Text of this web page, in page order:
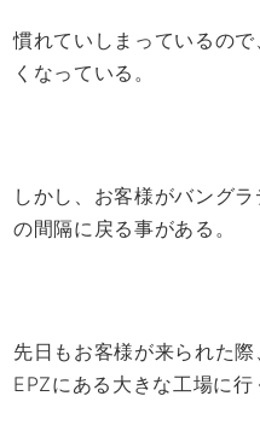
慣れていしまっているの
くなっている。
しかし、お客様がバング
の間隔に戻る事がある。
先日もお客様が来られた
EPZにある大きな工場に行